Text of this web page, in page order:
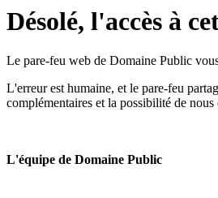
Désolé, l'accès à
Le pare-feu web de Domaine Public
L'erreur est humaine, et le pare-feu
complémentaires et la possibilité de
L'équipe de Domaine Public